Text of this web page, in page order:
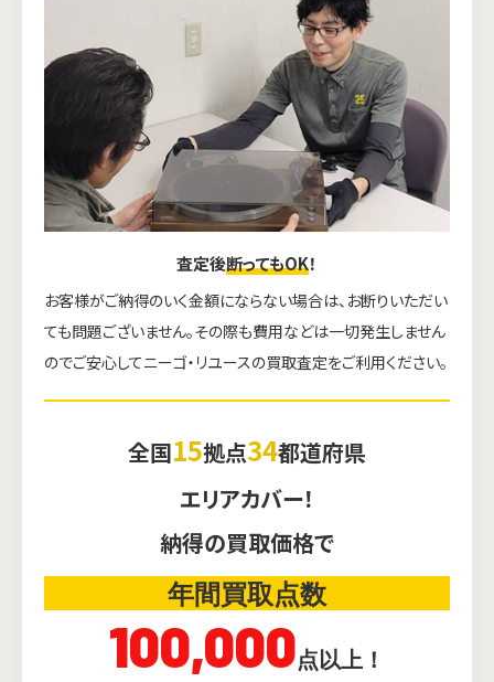
査定後断ってもOK！
お客様がご納得のいく金額にならない場合は、お断りいただい
ても問題ございません。その際も費用などは一切発生しません
のでご安心してニーゴ・リユースの買取査定をご利用ください。
全国15拠点34都道府県
エリアカバー！
納得の買取価格で
年間買取点数
100,000点以上！